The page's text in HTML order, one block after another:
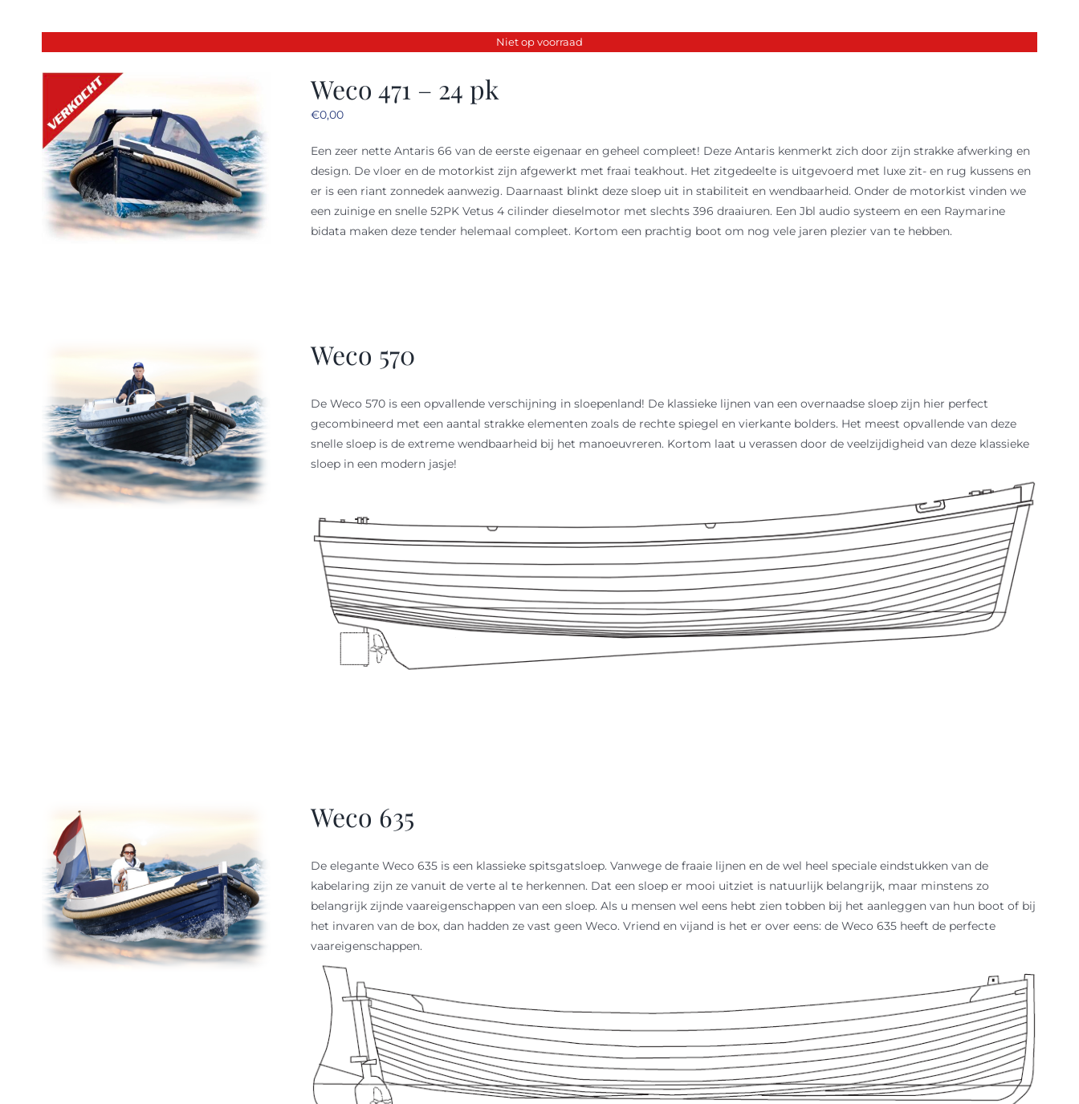
Niet op voorraad
Weco 471 – 24 pk
€0,00
Een zeer nette Antaris 66 van de eerste eigenaar en geheel compleet! Deze Antaris kenmerkt zich door zijn strakke afwerking en
design. De vloer en de motorkist zijn afgewerkt met fraai teakhout. Het zitgedeelte is uitgevoerd met luxe zit- en rug kussens en
er is een riant zonnedek aanwezig. Daarnaast blinkt deze sloep uit in stabiliteit en wendbaarheid. Onder de motorkist vinden we
een zuinige en snelle 52PK Vetus 4 cilinder dieselmotor met slechts 396 draaiuren. Een Jbl audio systeem en een Raymarine
bidata maken deze tender helemaal compleet. Kortom een prachtig boot om nog vele jaren plezier van te hebben.
Weco 570
De Weco 570 is een opvallende verschijning in sloepenland! De klassieke lijnen van een overnaadse sloep zijn hier perfect
gecombineerd met een aantal strakke elementen zoals de rechte spiegel en vierkante bolders. Het meest opvallende van deze
snelle sloep is de extreme wendbaarheid bij het manoeuvreren. Kortom laat u verassen door de veelzijdigheid van deze klassieke
sloep in een modern jasje!
Weco 635
De elegante Weco 635 is een klassieke spitsgatsloep. Vanwege de fraaie lijnen en de wel heel speciale eindstukken van de
kabelaring zijn ze vanuit de verte al te herkennen. Dat een sloep er mooi uitziet is natuurlijk belangrijk, maar minstens zo
belangrijk zijnde vaareigenschappen van een sloep. Als u mensen wel eens hebt zien tobben bij het aanleggen van hun boot of bij
het invaren van de box, dan hadden ze vast geen Weco. Vriend en vijand is het er over eens: de Weco 635 heeft de perfecte
vaareigenschappen.